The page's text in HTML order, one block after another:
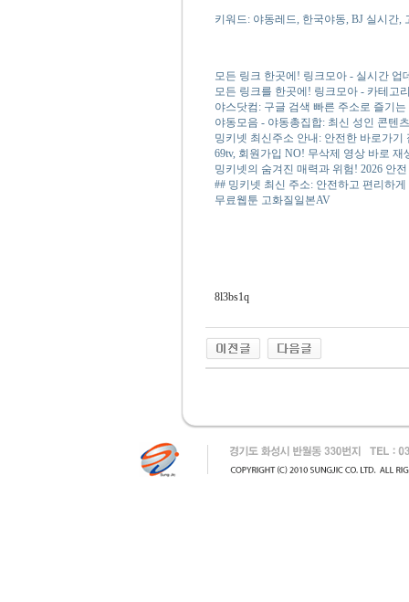
키워드: 야동레드, 한국야동, BJ 실시간,
모든 링크 한곳에! 링크모아 - 실시간 업
모든 링크를 한곳에! 링크모아 - 카테고
야스닷컴: 구글 검색 빠른 주소로 즐기
야동모음 - 야동총집합: 최신 성인 콘텐
밍키넷 최신주소 안내: 안전한 바로가기
69tv, 회원가입 NO! 무삭제 영상 바로 재
밍키넷의 숨겨진 매력과 위험! 2026 안
## 밍키넷 최신 주소: 안전하고 편리하
무료웹툰 고화질일본AV
8l3bs1q